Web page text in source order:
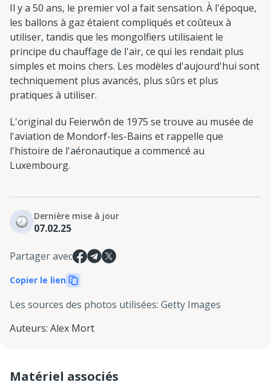
Il y a 50 ans, le premier vol a fait sensation. À l'époque,
les ballons à gaz étaient compliqués et coûteux à
utiliser, tandis que les mongolfiers utilisaient le
principe du chauffage de l'air, ce qui les rendait plus
simples et moins chers. Les modèles d'aujourd'hui sont
techniquement plus avancés, plus sûrs et plus
pratiques à utiliser.
L'original du Feierwôn de 1975 se trouve au musée de
l'aviation de Mondorf-les-Bains et rappelle que
l'histoire de l'aéronautique a commencé au
Luxembourg.
Dernière mise à jour
07.02.25
Partager avec
Copier le lien
Les sources des photos utilisées: Getty Images
Auteurs: Alex Mort
Matériel associés